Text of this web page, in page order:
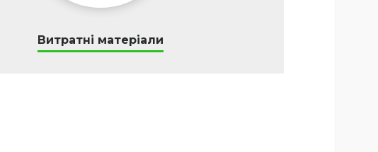
Витратні матеріали